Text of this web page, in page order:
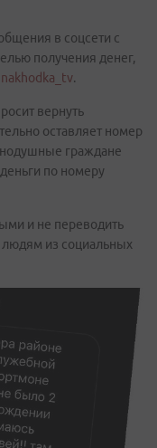
в соцсети с
получения денег,
nakhodka_tv.
вернуть
оставляет номер
граждане
по номеру
и не переводить
из социальных